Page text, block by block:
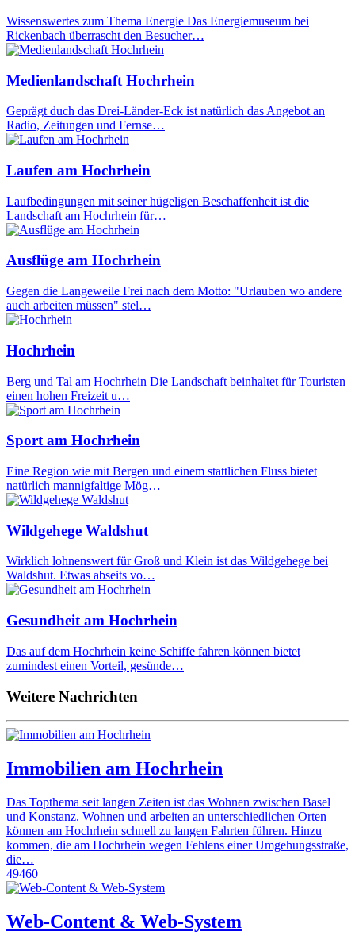
Wissenswertes zum Thema Energie Das Energiemuseum bei
Rickenbach überrascht den Besucher…
Medienlandschaft Hochrhein
Geprägt duch das Drei-Länder-Eck ist natürlich das Angebot an
Radio, Zeitungen und Fernse…
Laufen am Hochrhein
Laufbedingungen mit seiner hügeligen Beschaffenheit ist die
Landschaft am Hochrhein für…
Ausflüge am Hochrhein
Gegen die Langeweile Frei nach dem Motto: "Urlauben wo andere
auch arbeiten müssen" stel…
Hochrhein
Berg und Tal am Hochrhein Die Landschaft beinhaltet für Touristen
einen hohen Freizeit u…
Sport am Hochrhein
Eine Region wie mit Bergen und einem stattlichen Fluss bietet
natürlich mannigfaltige Mög…
Wildgehege Waldshut
Wirklich lohnenswert für Groß und Klein ist das Wildgehege bei
Waldshut. Etwas abseits vo…
Gesundheit am Hochrhein
Das auf dem Hochrhein keine Schiffe fahren können bietet
zumindest einen Vorteil, gesünde…
Weitere Nachrichten
Immobilien am Hochrhein
Das Topthema seit langen Zeiten ist das Wohnen zwischen Basel
und Konstanz. Wohnen und arbeiten an unterschiedlichen Orten
können am Hochrhein schnell zu langen Fahrten führen. Hinzu
kommen, die am Hochrhein wegen Fehlens einer Umgehungsstraße,
die…
49460
Web-Content & Web-System